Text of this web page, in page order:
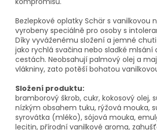
Bezlepkové oplatky Schär s vanilkovou
vyrobeny speciálně pro osoby s
Díky vyváženému složení a jemné
jako rychlá svačina nebo sladké mlsání
cestách. Neobsahují palmový olej a
vlákniny, zato potěší bohatou
Složení produktu:
bramborový škrob, cukr, kokosový olej,
nízkým obsahem tuku, rýžová mouka,
syrovátka (mléko), sójová mouka,
lecitin, přírodní vanilkové aroma,